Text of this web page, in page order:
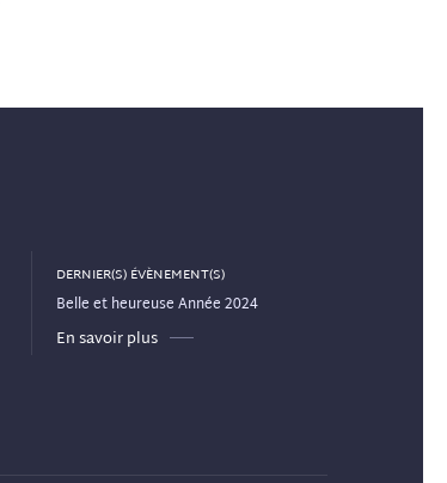
DERNIER(S) ÉVÈNEMENT(S)
Belle et heureuse Année 2024
En savoir plus